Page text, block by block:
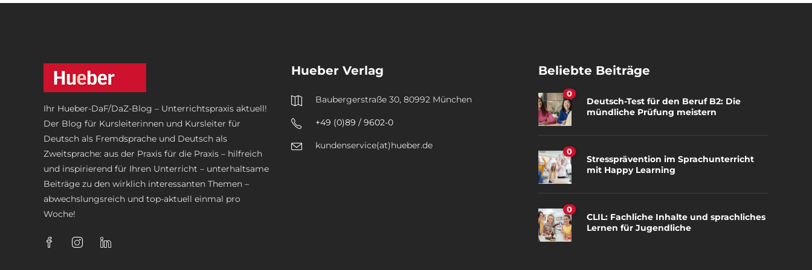
Ihr Hueber-DaF/DaZ-Blog – Unterrichtspraxis aktuell!
Der Blog für Kursleiterinnen und Kursleiter für
Deutsch als Fremdsprache und Deutsch als
Zweitsprache: aus der Praxis für die Praxis – hilfreich
und inspirierend für Ihren Unterricht – unterhaltsame
Beiträge zu den wirklich interessanten Themen –
abwechslungsreich und top-aktuell einmal pro
Woche!
Hueber Verlag
Baubergerstraße 30, 80992 München
+49 (0)89 / 9602-0
kundenservice(at)hueber.de
Beliebte Beiträge
0
Deutsch-Test für den Beruf B2: Die
mündliche Prüfung meistern
0
Stressprävention im Sprachunterricht
mit Happy Learning
0
CLIL: Fachliche Inhalte und sprachliches
Lernen für Jugendliche